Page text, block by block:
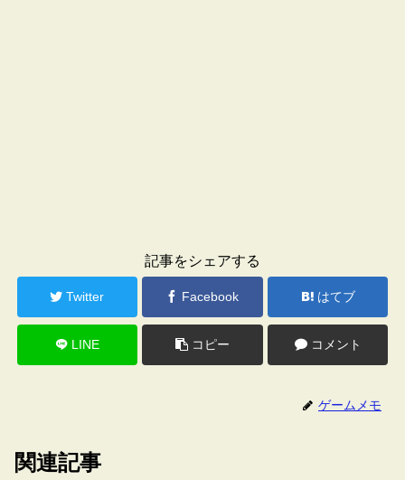
記事をシェアする
Twitter Facebook はてブ
LINE コピー コメント
ゲームメモ
関連記事